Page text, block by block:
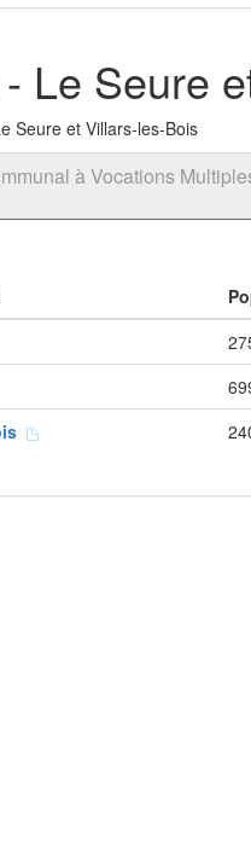
Le Seure
Seure et Villars-les-Bois
à Vocations